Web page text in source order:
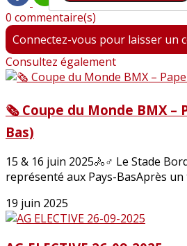
0 commentaire(s)
Connectez-vous pour laisser un
Consultez également
🗞️ Coupe du Monde BMX –
Bas)
15 & 16 juin 2025🚴♂️ Le Stade
représenté aux Pays-BasAprès un
19 juin 2025